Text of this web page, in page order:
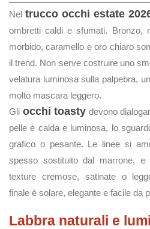
Nel trucco occhi estate
ombretti caldi e sfumati. Bronzo,
morbido, caramello e oro chiaro
il trend. Non serve costruire uno
velatura luminosa sulla palpebra,
molto mascara leggero.
Gli occhi toasty devono
pelle è calda e luminosa, lo
grafico o pesante. Le linee si
spesso sostituito dal marrone,
texture cremose, satinate o
finale è solare, elegante e facile da
Labbra naturali e